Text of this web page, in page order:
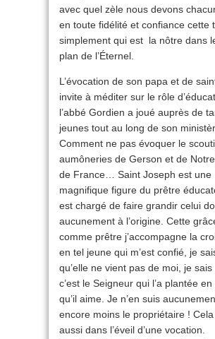
avec quel zèle nous devons
en toute fidélité et confiance cette
simplement qui est la nôtre dans
plan de l’Éternel.
L’évocation de son papa et de
invite à méditer sur le rôle
l’abbé Gordien a joué auprès de
jeunes tout au long de son
Comment ne pas évoquer le
aumôneries de Gerson et de
de France… Saint Joseph est une
magnifique figure du prêtre
est chargé de faire grandir celui
aucunement à l’origine. Cette
comme prêtre j’accompagne la
en tel jeune qui m’est confié, je
qu’elle ne vient pas de moi, je
c’est le Seigneur qui l’a plantée
qu’il aime. Je n’en suis
encore moins le propriétaire !
aussi dans l’éveil d’une vocation.